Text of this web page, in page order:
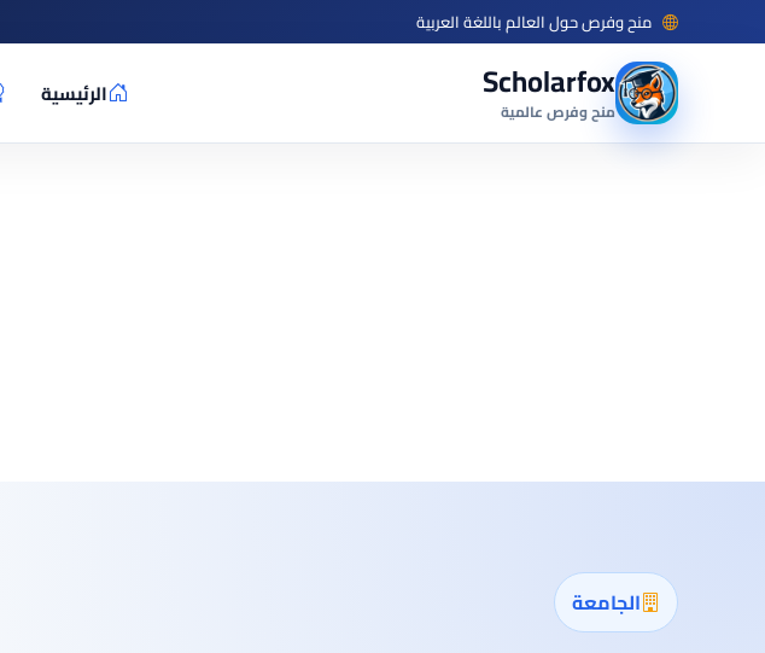
منح وفرص حول العالم باللغة العربية
Scholarfox
منح وفرص عالمية
الرئيسية
الجامعة